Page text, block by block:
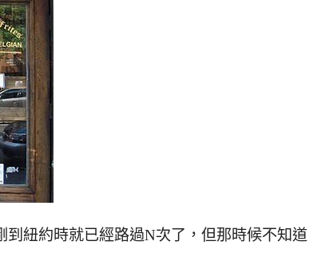
紐約時就已經路過N次了，但那時候不知道